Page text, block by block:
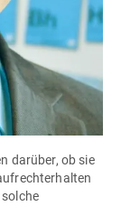
darüber, ob sie